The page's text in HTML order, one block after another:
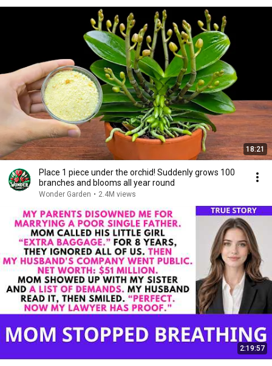
18:21
Place 1 piece under the orchid! Suddenly grows 100
branches and blooms all year round
Wonder Garden • 2.4M views
2:19:57